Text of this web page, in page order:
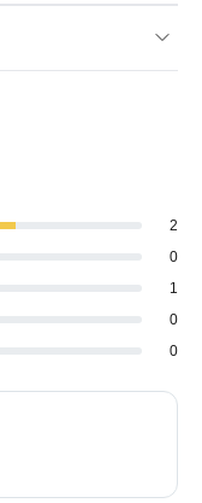
2
0
1
0
0